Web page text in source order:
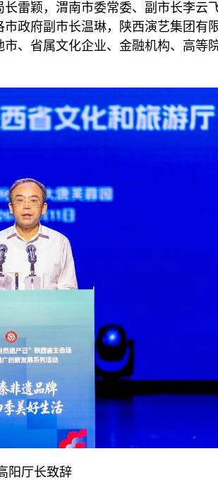
雷颖，渭南市委常委、副市长李云
政府副市长温琳，陕西演艺集团有
、省属文化企业、金融机构、高等
阳厅长致辞